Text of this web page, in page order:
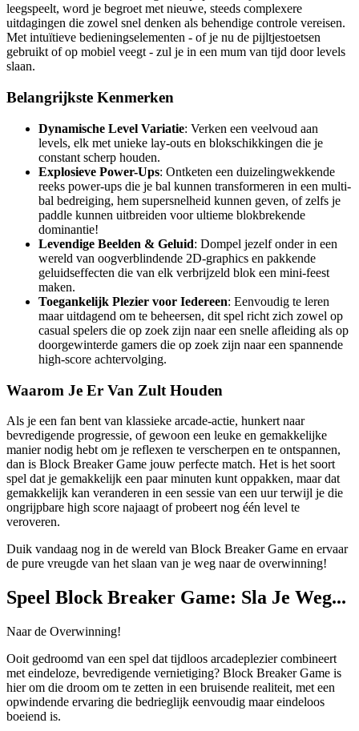
leegspeelt, word je begroet met nieuwe, steeds complexere
uitdagingen die zowel snel denken als behendige controle vereisen.
Met intuïtieve bedieningselementen - of je nu de pijltjestoetsen
gebruikt of op mobiel veegt - zul je in een mum van tijd door levels
slaan.
Belangrijkste Kenmerken
Dynamische Level Variatie: Verken een veelvoud aan
levels, elk met unieke lay-outs en blokschikkingen die je
constant scherp houden.
Explosieve Power-Ups: Ontketen een duizelingwekkende
reeks power-ups die je bal kunnen transformeren in een multi-
bal bedreiging, hem supersnelheid kunnen geven, of zelfs je
paddle kunnen uitbreiden voor ultieme blokbrekende
dominantie!
Levendige Beelden & Geluid: Dompel jezelf onder in een
wereld van oogverblindende 2D-graphics en pakkende
geluidseffecten die van elk verbrijzeld blok een mini-feest
maken.
Toegankelijk Plezier voor Iedereen: Eenvoudig te leren
maar uitdagend om te beheersen, dit spel richt zich zowel op
casual spelers die op zoek zijn naar een snelle afleiding als op
doorgewinterde gamers die op zoek zijn naar een spannende
high-score achtervolging.
Waarom Je Er Van Zult Houden
Als je een fan bent van klassieke arcade-actie, hunkert naar
bevredigende progressie, of gewoon een leuke en gemakkelijke
manier nodig hebt om je reflexen te verscherpen en te ontspannen,
dan is Block Breaker Game jouw perfecte match. Het is het soort
spel dat je gemakkelijk een paar minuten kunt oppakken, maar dat
gemakkelijk kan veranderen in een sessie van een uur terwijl je die
ongrijpbare high score najaagt of probeert nog één level te
veroveren.
Duik vandaag nog in de wereld van Block Breaker Game en ervaar
de pure vreugde van het slaan van je weg naar de overwinning!
Speel Block Breaker Game: Sla Je Weg...
Naar de Overwinning!
Ooit gedroomd van een spel dat tijdloos arcadeplezier combineert
met eindeloze, bevredigende vernietiging? Block Breaker Game is
hier om die droom om te zetten in een bruisende realiteit, met een
opwindende ervaring die bedrieglijk eenvoudig maar eindeloos
boeiend is.